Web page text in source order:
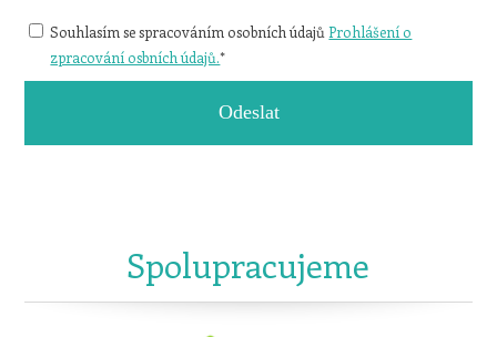
Souhlasím se spracováním osobních údajů Prohlášení o
zpracování osbních údajů.*
Odeslat
Spolupracujeme